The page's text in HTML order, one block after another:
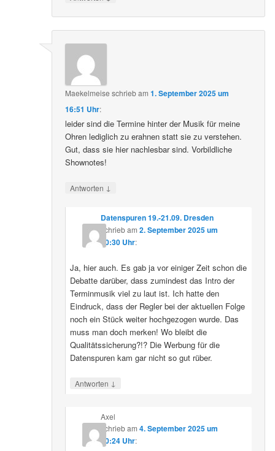
Maekelmeise schriebam1. September 2025 um
16:51 Uhr:
leider sind die Termine hinter der Musik für meine
Ohren lediglich zu erahnen statt sie zu verstehen.
Gut, dass sie hier nachlesbar sind. Vorbildliche
Shownotes!
Antworten ↓
Datenspuren 19.-21.09. Dresden
schriebam 2. September 2025 um
10:30 Uhr:
Ja, hier auch. Es gab ja vor einiger Zeit schon die
Debatte darüber, dass zumindest das Intro der
Terminmusik viel zu laut ist. Ich hatte den
Eindruck, dass der Regler bei der aktuellen Folge
noch ein Stück weiter hochgezogen wurde. Das
muss man doch merken! Wo bleibt die
Qualitätssicherung?!? Die Werbung für die
Datenspuren kam gar nicht so gut rüber.
Antworten ↓
Axel
schriebam 4. September 2025 um
10:24 Uhr: